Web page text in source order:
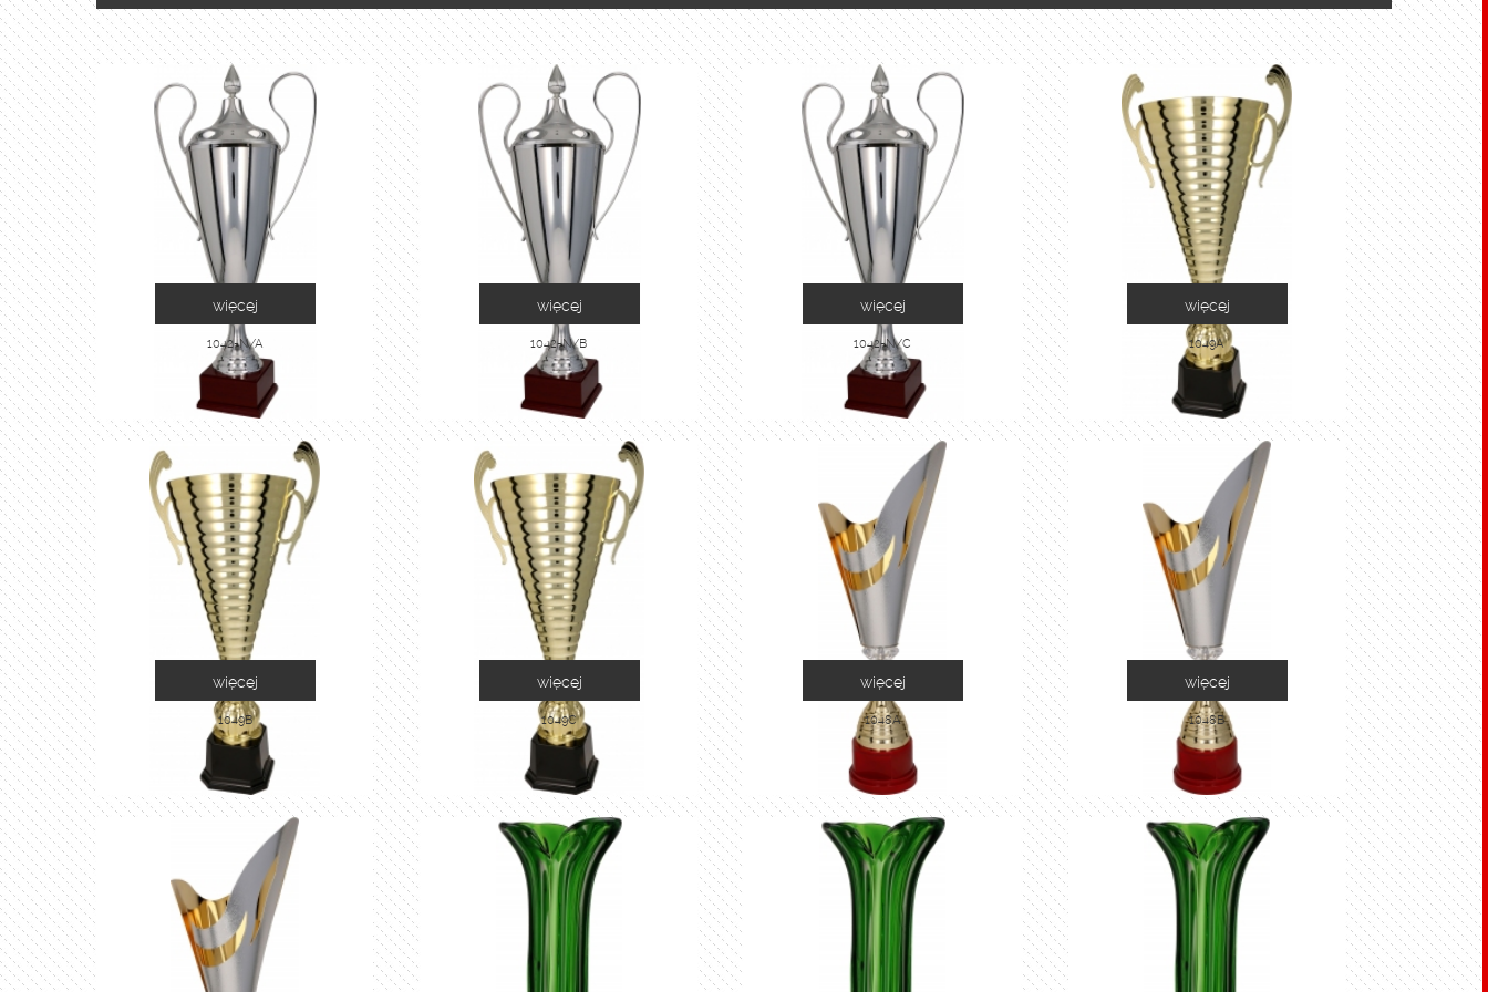
1042-N/A
więcej
1042-N/B
więcej
1042-N/C
więcej
1049A
więcej
1049B
więcej
1049C
więcej
1048A
więcej
1048B
więcej